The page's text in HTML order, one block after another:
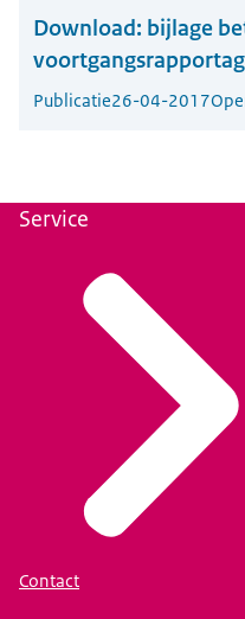
Download: bijlage
Publicatie26-04-2017
Service
Contact